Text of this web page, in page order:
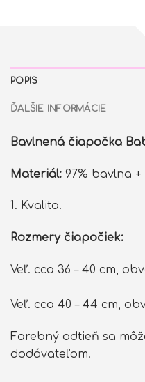
POPIS
ĎALŠIE INFORMÁCIE
Bavlnená čiapočka
Materiál: 97% bavlna +
1. Kvalita.
Rozmery čiapočiek:
Veľ. cca 36 – 40 cm,
Veľ. cca 40 – 44 cm,
Farebný odtieň sa
dodávateľom.